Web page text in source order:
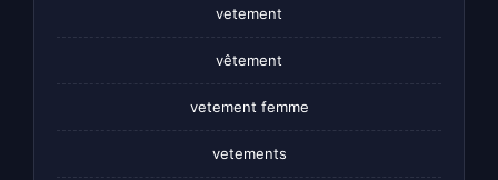
vetement
vêtement
vetement femme
vetements